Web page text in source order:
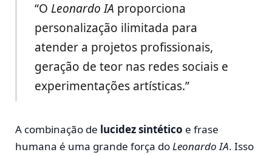
“O Leonardo IA proporciona
personalização ilimitada para
atender a projetos profissionais,
geração de teor nas redes sociais e
experimentações artísticas.”
A combinação de lucidez sintético e frase
humana é uma grande força doLeonardo IA. Isso